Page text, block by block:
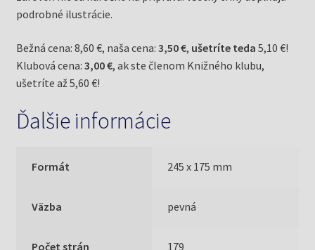
podrobné ilustrácie.
Bežná cena: 8,60 €, naša cena: 3,50 €, ušetríte teda 5,10 €!
Klubová cena: 3,00 €, ak ste členom Knižného klubu,
ušetríte až 5,60 €!
Ďalšie informácie
Formát 245 x 175 mm
Väzba pevná
Počet strán 179